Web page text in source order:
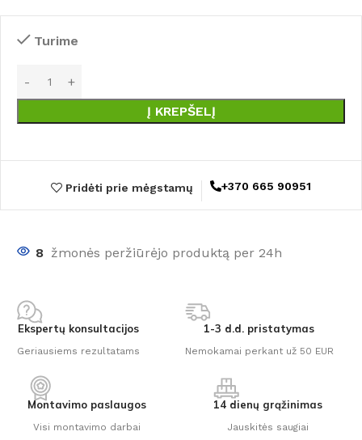
Turime
Į KREPŠELĮ
Pridėti prie mėgstamų +370 665 90951
8 žmonės peržiūrėjo produktą per 24h
Ekspertų konsultacijos
Geriausiems rezultatams
1-3 d.d. pristatymas
Nemokamai perkant už 50 EUR
Montavimo paslaugos
Visi montavimo darbai
14 dienų grąžinimas
Jauskitės saugiai